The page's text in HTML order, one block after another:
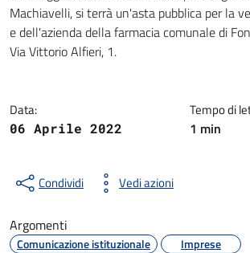
Machiavelli, si terrà un'asta pubblica per la
e dell'azienda della farmacia comunale di
Via Vittorio Alfieri, 1.
Data:
06 Aprile 2022
Tempo di
1 min
Condividi Vedi azioni
Argomenti
Comunicazione istituzionale Imprese